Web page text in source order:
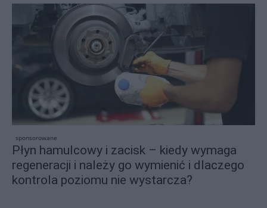
sponsorowane
Płyn hamulcowy i zacisk – kiedy wymaga
regeneracji i należy go wymienić i dlaczego
kontrola poziomu nie wystarcza?